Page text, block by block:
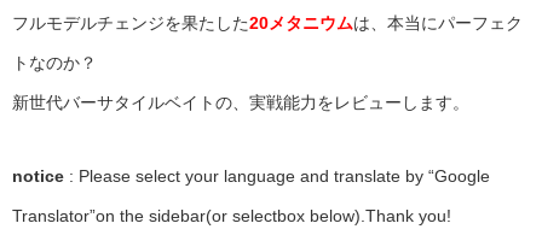
フルモデルチェンジを果たした20メタニウムは、本当にパーフェク
トなのか？
新世代バーサタイルベイトの、実戦能力をレビューします。
notice : Please select your language and translate by “Google
Translator”on the sidebar(or selectbox below).Thank you!